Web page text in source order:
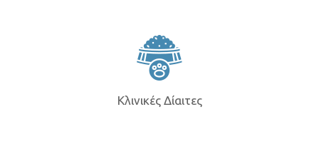
Κλινικές Δίαιτες